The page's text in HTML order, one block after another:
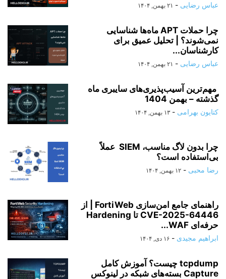
عباس رضایی - ۲۱ بهمن, ۱۴۰۴
چرا حملات APT ماه‌ها شناسایی
نمی‌شوند؟ | تحلیل عمیق برای
کارشناسان...
عباس رضایی - ۲۱ بهمن, ۱۴۰۴
مهم‌ترین آسیب‌پذیری‌های سایبری ماه
گذشته – بهمن 1404
کتایون بهرامی - ۱۳ بهمن, ۱۴۰۴
چرا بدون لاگ مناسب، SIEM عملاً
بی‌استفاده است؟
رضا محبی - ۱۲ بهمن, ۱۴۰۴
راهنمای جامع امن‌سازی FortiWeb | از
CVE-2025-64446 تا Hardening
حرفه‌ای WAF...
ابراهیم مجیدی - ۱۶ دی, ۱۴۰۴
tcpdump چیست؟ آموزش کامل
Capture بسته‌های شبکه در لینوکس